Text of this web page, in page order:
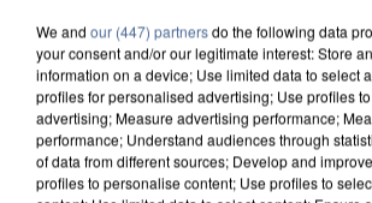
Il est soupçonné d'y avoir mené
France.
We and our (447) partnersdo the following data
your consent and/or our legitimate interest: Store
information on a device; Use limited data to select
profiles for personalised advertising; Use profiles
advertising; Measure advertising performance;
performance; Understand audiences through
of data from different sources; Develop and
profiles to personalise content; Use profiles to